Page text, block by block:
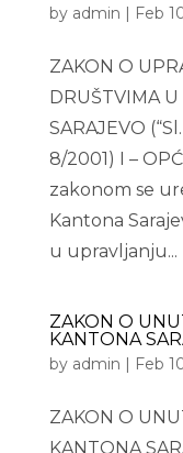
by admin | Feb
ZAKON O
DRUŠTVIMA
SARAJEVO
8/2001) I –
zakonom se
Kantona
u upravljanju...
ZAKON O
KANTONA
by admin | Feb
ZAKON O
KANTONA